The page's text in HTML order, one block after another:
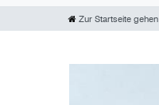
Zur Startseite gehen